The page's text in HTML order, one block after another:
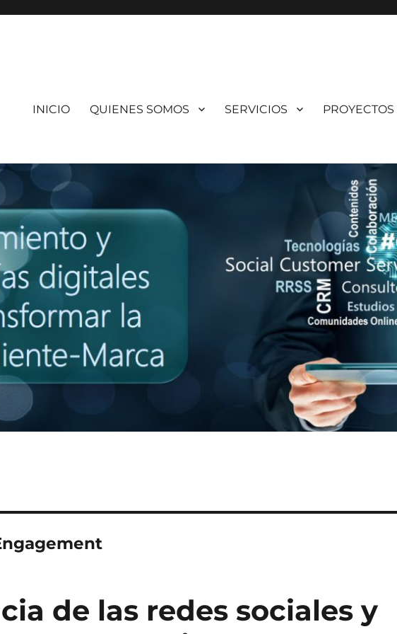
INICIO QUIENES SOMOS SERVICIOS PROYECTOS
de las redes sociales y